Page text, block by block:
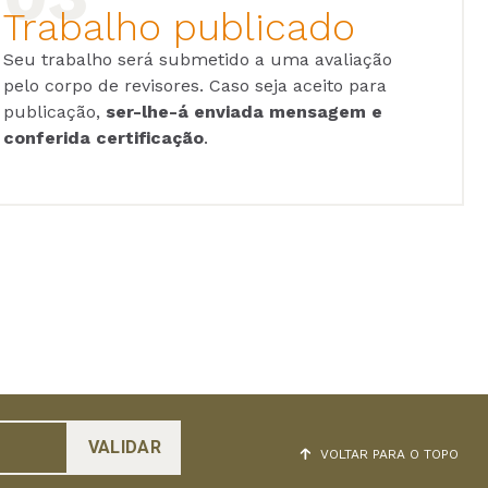
Trabalho publicado
Seu trabalho será submetido a uma avaliação
pelo corpo de revisores. Caso seja aceito para
publicação, ser-lhe-á enviada mensagem e
conferida certificação.
VOLTAR PARA O TOPO